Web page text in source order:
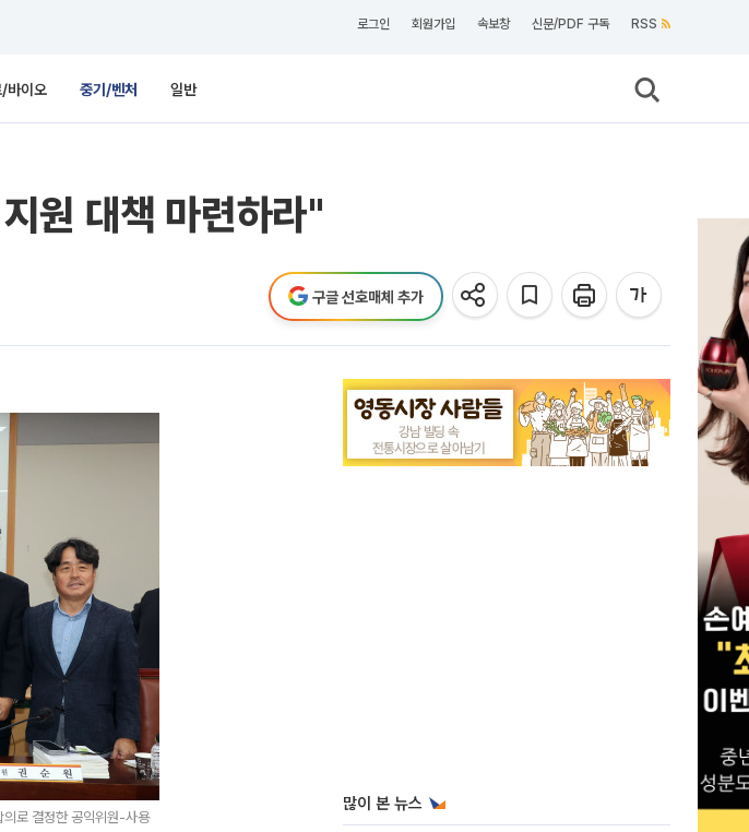
로그인 회원가입 속보창 신문/PDF 구독 RSS
바이오 중기/벤처 일반
원 대책 마련하라"
구글 선호매체 추가
로 결정한 공익위원-사용
많이 본 뉴스